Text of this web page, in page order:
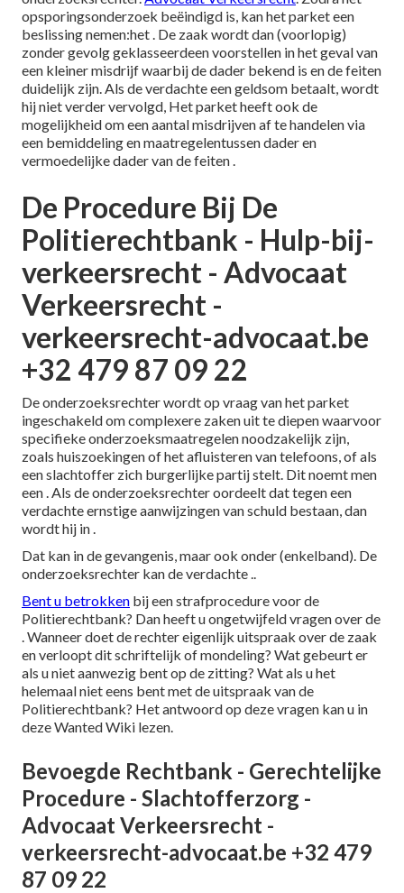
opsporingsonderzoek beëindigd is, kan het parket een
beslissing nemen:het . De zaak wordt dan (voorlopig)
zonder gevolg geklasseerdeen voorstellen in het geval van
een kleiner misdrijf waarbij de dader bekend is en de feiten
duidelijk zijn. Als de verdachte een geldsom betaalt, wordt
hij niet verder vervolgd, Het parket heeft ook de
mogelijkheid om een aantal misdrijven af te handelen via
een bemiddeling en maatregelentussen dader en
vermoedelijke dader van de feiten .
De Procedure Bij De
Politierechtbank - Hulp-bij-
verkeersrecht - Advocaat
Verkeersrecht -
verkeersrecht-advocaat.be
+32 479 87 09 22
De onderzoeksrechter wordt op vraag van het parket
ingeschakeld om complexere zaken uit te diepen waarvoor
specifieke onderzoeksmaatregelen noodzakelijk zijn,
zoals huiszoekingen of het afluisteren van telefoons, of als
een slachtoffer zich burgerlijke partij stelt. Dit noemt men
een . Als de onderzoeksrechter oordeelt dat tegen een
verdachte ernstige aanwijzingen van schuld bestaan, dan
wordt hij in .
Dat kan in de gevangenis, maar ook onder (enkelband). De
onderzoeksrechter kan de verdachte ..
Bent u betrokken bij een strafprocedure voor de
Politierechtbank? Dan heeft u ongetwijfeld vragen over de
. Wanneer doet de rechter eigenlijk uitspraak over de zaak
en verloopt dit schriftelijk of mondeling? Wat gebeurt er
als u niet aanwezig bent op de zitting? Wat als u het
helemaal niet eens bent met de uitspraak van de
Politierechtbank? Het antwoord op deze vragen kan u in
deze Wanted Wiki lezen.
Bevoegde Rechtbank - Gerechtelijke
Procedure - Slachtofferzorg -
Advocaat Verkeersrecht -
verkeersrecht-advocaat.be +32 479
87 09 22